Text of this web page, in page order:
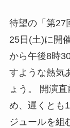
待望の「第27
25日(土)に開
から午後8時
すような熱気
ょう。 開演
め、遅くとも
ジュールを組